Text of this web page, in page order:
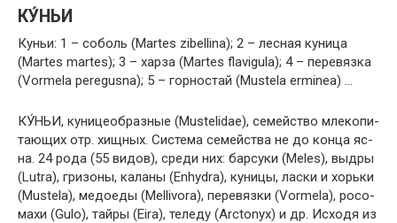
КУ́НЬИ
Куньи: 1 – соболь (Martes zibellina); 2 – лесная куница
(Martes martes); 3 – харза (Martes flavigula); 4 – перевязка
(Vormela peregusna); 5 – горностай (Mustela erminea) …
КУ́НЬИ, ку­ни­це­об­раз­ные (Mustelidae), се­мей­ст­во мле­ко­пи­
таю­щих отр. хищ­ных. Сис­те­ма се­мей­ст­ва не до кон­ца яс­
на. 24 ро­да (55 ви­дов), сре­ди них: бар­су­ки (Meles), вы­дры
(Lutra), гри­зо­ны, ка­ла­ны (En­hydra), ку­ни­цы, лас­ки и хорь­ки
(Mustela), ме­дое­ды (Mellivora), пе­ре­вяз­ки (Vormela), ро­со­
ма­хи (Gulo), тай­ры (Eira), те­ле­ду (Arctonyx) и др. Ис­хо­дя из